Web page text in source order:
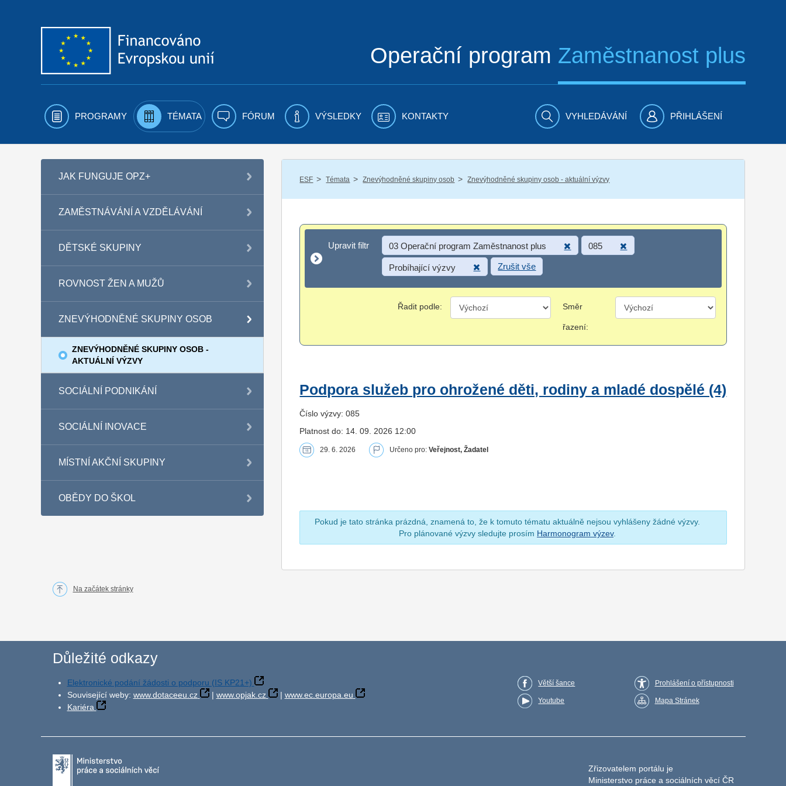
Operační program Zaměstnanost plus
PROGRAMY TÉMATA FÓRUM VÝSLEDKY KONTAKTY VYHLEDÁVÁNÍ PŘIHLÁŠENÍ
JAK FUNGUJE OPZ+
ZAMĚSTNÁVÁNÍ A VZDĚLÁVÁNÍ
DĚTSKÉ SKUPINY
ROVNOST ŽEN A MUŽŮ
ZNEVÝHODNĚNÉ SKUPINY OSOB
ZNEVÝHODNĚNÉ SKUPINY OSOB -
AKTUÁLNÍ VÝZVY
SOCIÁLNÍ PODNIKÁNÍ
SOCIÁLNÍ INOVACE
MÍSTNÍ AKČNÍ SKUPINY
OBĚDY DO ŠKOL
ESF / Témata / Znevýhodněné skupiny osob / Znevýhodněné skupiny osob - aktuální výzvy
Upravit filtr
Upravit filtr 03 Operační program Zaměstnanost plus 085
Probíhající výzvy Zrušit vše
Řadit podle: Směr
řazení:
Podpora služeb pro ohrožené děti, rodiny a mladé dospělé (4)
Číslo výzvy: 085
Platnost do: 14. 09. 2026 12:00
29. 6. 2026 Určeno pro:Veřejnost, Žadatel
Pokud je tato stránka prázdná, znamená to, že k tomuto tématu aktuálně nejsou vyhlášeny žádné výzvy.
Pro plánované výzvy sledujte prosím Harmonogram výzev.
Na začátek stránky
Důležité odkazy
Elektronické podání žádosti o podporu (IS KP21+)
Související weby: www.dotaceeu.cz | www.opjak.cz | www.ec.europa.eu
Kariéra
Větší šance
Youtube
Prohlášení o přístupnosti
Mapa Stránek
Zřizovatelem portálu je
Ministerstvo práce a sociálních věcí ČR